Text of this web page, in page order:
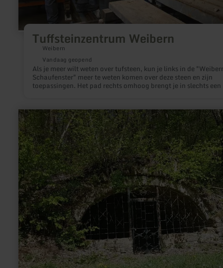
Tuffsteinzentrum Weibern
Weibern
Vandaag geopend
Als je meer wilt weten over tufsteen, kun je links in de
Schaufenster" meer te weten komen over deze steen en zijn
toepassingen. Het pad rechts omhoog brengt je in slechts
bewerkingsprocessen van tufsteen duidelijk illustreren.
meer
informatie
over:
Gerberhäuschen
Heidweiler